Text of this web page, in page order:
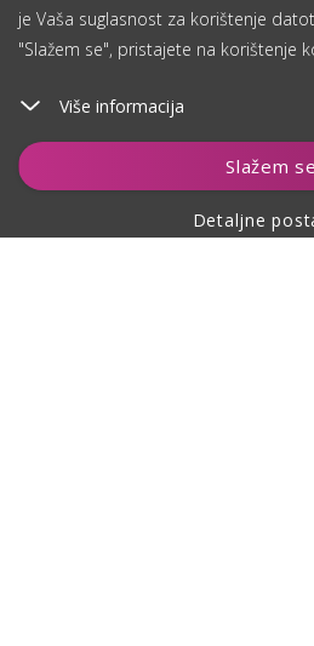
je Vaša suglasnost za korištenje
"Slažem se", pristajete na korištenje
Više informacija
Slažem se
Detaljne
Dodaj u košaricu